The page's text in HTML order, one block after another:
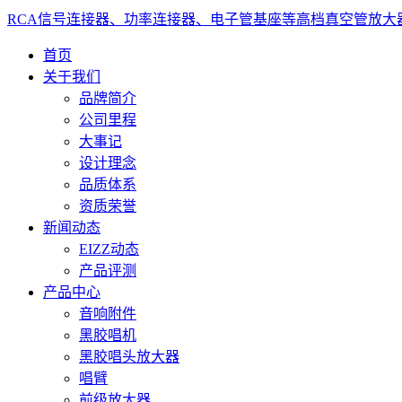
RCA信号连接器、功率连接器、电子管基座等高档真空管放大
首页
关于我们
品牌简介
公司里程
大事记
设计理念
品质体系
资质荣誉
新闻动态
EIZZ动态
产品评测
产品中心
音响附件
黑胶唱机
黑胶唱头放大器
唱臂